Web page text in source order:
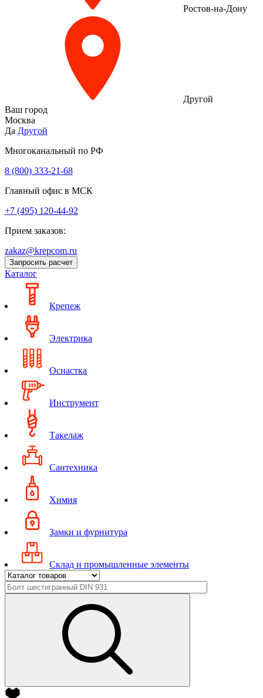
Ростов-на-Дону
Другой
Ваш город
Москва
Да Другой
Многоканальный по РФ
8 (800) 333‑21-68
Главный офис в МСК
+7 (495) 120-44-92
Прием заказов:
zakaz@krepcom.ru
Запросить расчет
Каталог
Крепеж
Электрика
Оснастка
Инструмент
Такелаж
Сантехника
Химия
Замки и фурнитура
Склад и промышленные элементы